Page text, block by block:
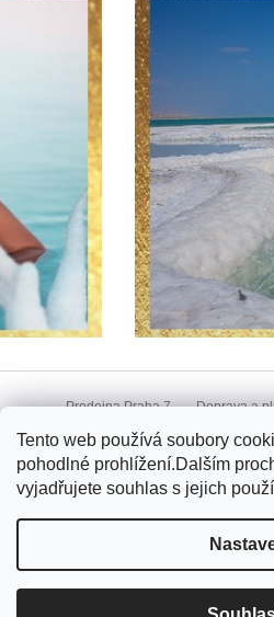
Tento web používá soubory
pohodlné prohlížení.Dalším
vyjadřujete souhlas s jejich
á
Prodejna Praha 7 Doprava a
Vytvořil Shoptet Copyright 2026